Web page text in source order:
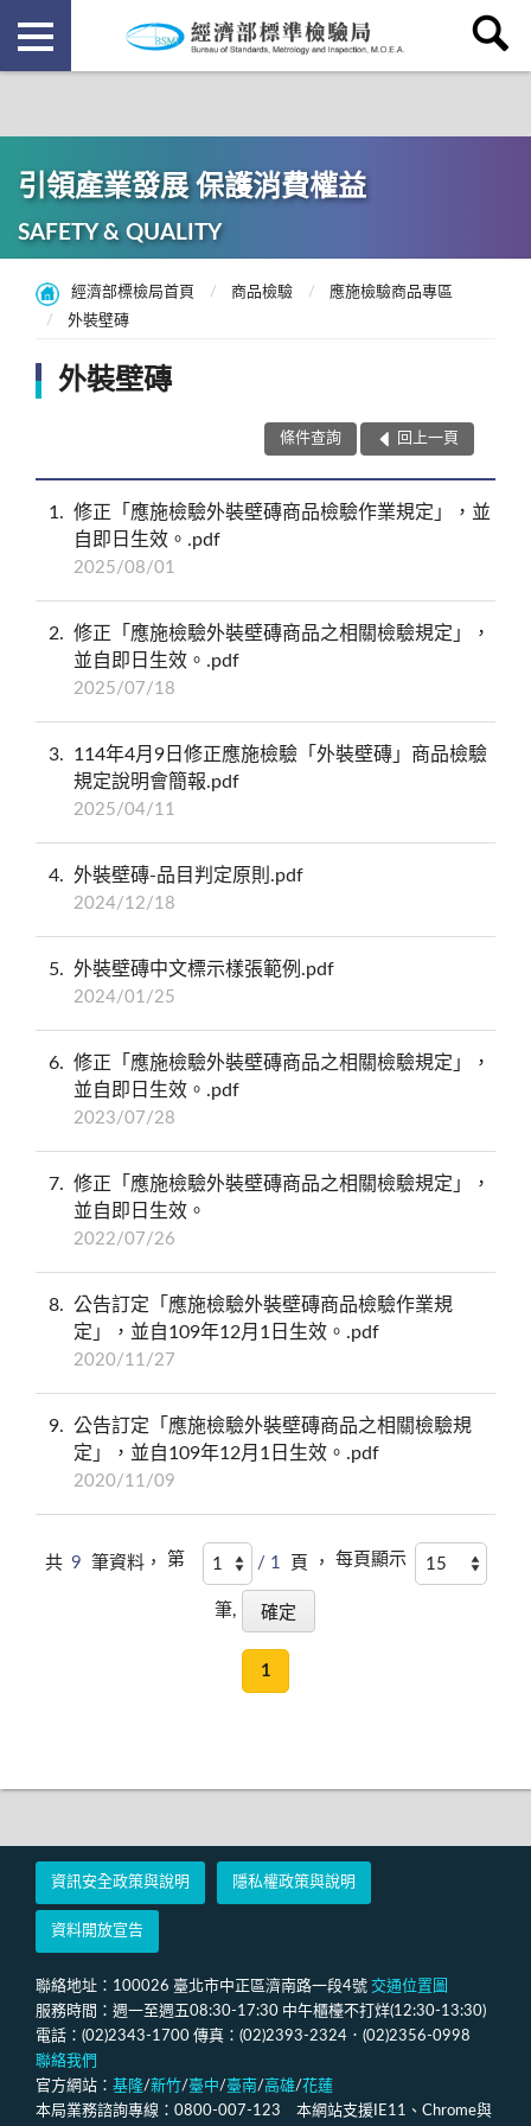
引領產業發展 保護消費權益
SAFETY & QUALITY
經濟部標檢局首頁 商品檢驗
應施檢驗商品專區
外裝壁磚
外裝壁磚
條件查詢 回上一頁
1
修正「應施檢驗外裝壁磚商品檢驗作業規定」，並
自即日生效。.pdf
2025/08/01
2
修正「應施檢驗外裝壁磚商品之相關檢驗規定」，
並自即日生效。.pdf
2025/07/18
3
114年4月9日修正應施檢驗「外裝壁磚」商品檢驗
規定說明會簡報.pdf
2025/04/11
4 外裝壁磚-品目判定原則.pdf
2024/12/18
5 外裝壁磚中文標示樣張範例.pdf
2024/01/25
6
修正「應施檢驗外裝壁磚商品之相關檢驗規定」，
並自即日生效。.pdf
2023/07/28
7
修正「應施檢驗外裝壁磚商品之相關檢驗規定」，
並自即日生效。
2022/07/26
8
公告訂定「應施檢驗外裝壁磚商品檢驗作業規
定」，並自109年12月1日生效。.pdf
2020/11/27
9
公告訂定「應施檢驗外裝壁磚商品之相關檢驗規
定」，並自109年12月1日生效。.pdf
2020/11/09
共 9 筆資料， 第 / 1 頁 ， 每頁顯示
筆,
1
資訊安全政策與說明 隱私權政策與說明
資料開放宣告
聯絡地址：100026 臺北市中正區濟南路一段4號 交通位置圖
服務時間：週一至週五08:30-17:30 中午櫃檯不打烊(12:30-13:30)
電話：(02)2343-1700 傳真：(02)2393-2324．(02)2356-0998
聯絡我們
官方網站： 基隆/新竹/臺中/臺南/高雄/花蓮
本局業務諮詢專線：0800-007-123 本網站支援IE11、Chrome與